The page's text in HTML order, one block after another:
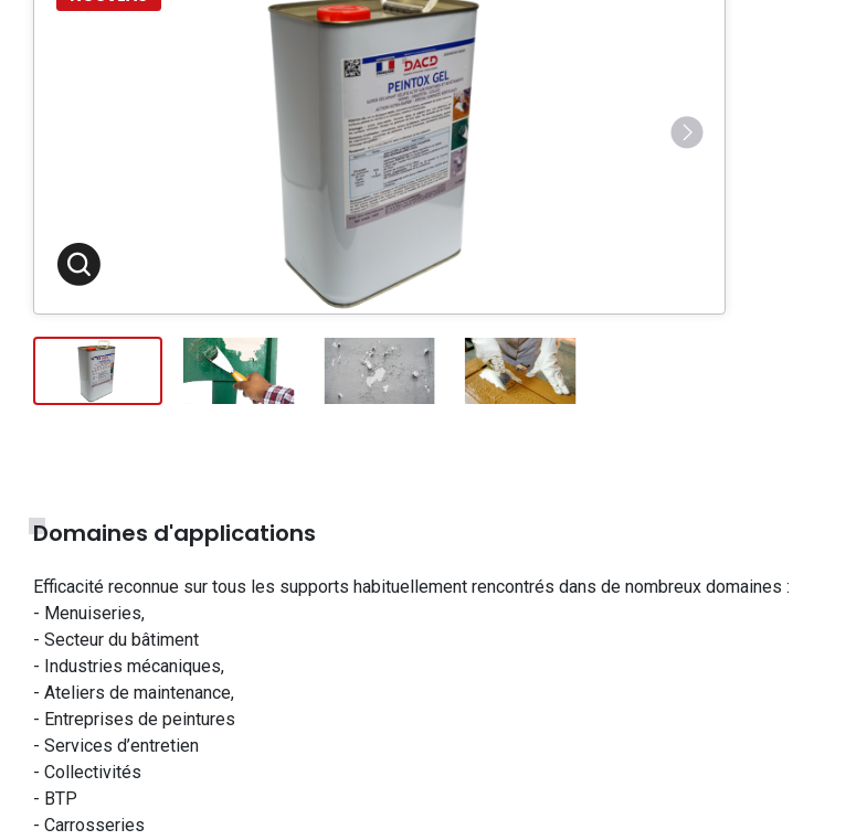
Domaines d'applications
Efficacité reconnue sur tous les supports habituellement rencontrés dans de nombreux domaines :
- Menuiseries,
- Secteur du bâtiment
- Industries mécaniques,
- Ateliers de maintenance,
- Entreprises de peintures
- Services d’entretien
- Collectivités
- BTP
- Carrosseries